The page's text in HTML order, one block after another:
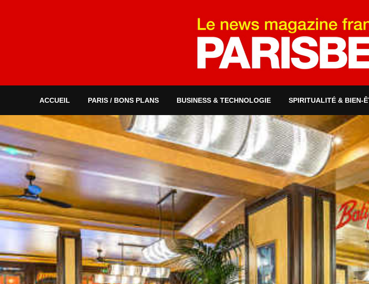
ACCUEIL PARIS / BONS PLANS BUSINESS & TECHNOLOGIE SPIRITUALITÉ & BIEN-